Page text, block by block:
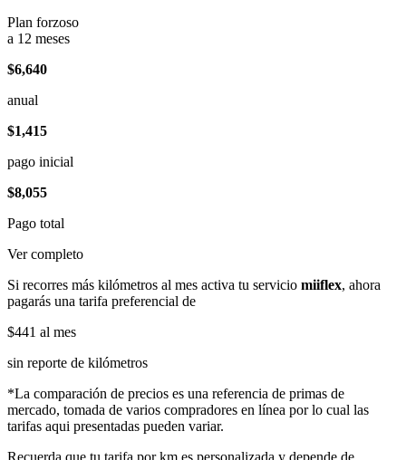
Plan forzoso
a 12 meses
$6,640
anual
$1,415
pago inicial
$8,055
Pago total
Ver completo
Si recorres más kilómetros al mes activa tu servicio miiflex, ahora
pagarás una tarifa preferencial de
$441 al mes
sin reporte de kilómetros
*La comparación de precios es una referencia de primas de
mercado, tomada de varios compradores en línea por lo cual las
tarifas aqui presentadas pueden variar.
Recuerda que tu tarifa por km es personalizada y depende de